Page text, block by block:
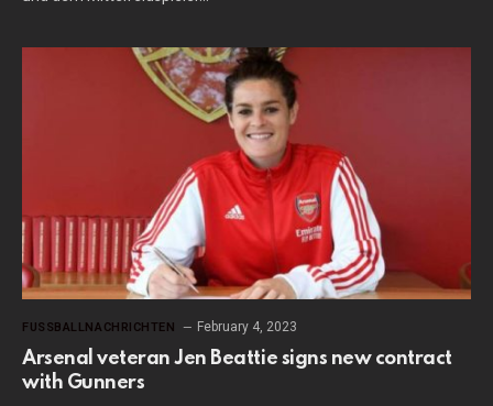
FUSSBALLNACHRICHTEN February 4, 2023
Arsenal veteran Jen Beattie signs new contract
with Gunners